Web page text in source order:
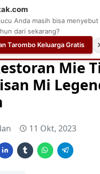
RESTORAN MEDAN
Mie
Mi
11 Okt, 2023
Anda masih bisa
dari sekarang?
Tarombo Keluarga Gratis